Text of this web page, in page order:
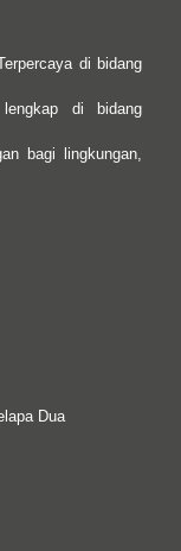
di bidang
di bidang
bagi lingkungan,
Dua